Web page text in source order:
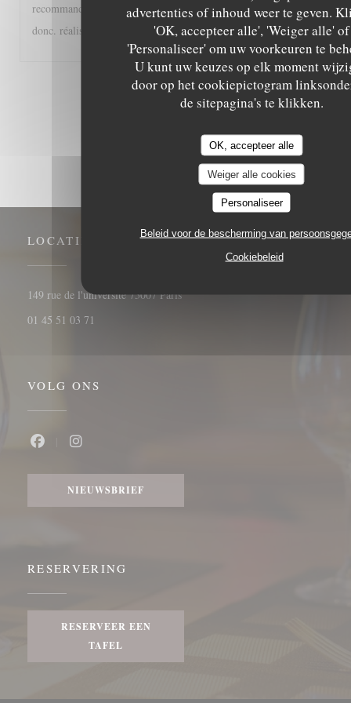
advertenties of inhoud weer te geven.
'OK, accepteer alle', 'Weiger alle' of
'Personaliseer' om uw voorkeuren te
U kunt uw keuzes op elk moment
door op het cookiepictogram
de sitepagina's te klikken.
OK, accepteer alle
Weiger alle cookies
Personaliseer
Beleid voor de bescherming van
Cookiebeleid
recommander à tous les gourmands et gourmets, A très bientôt
donc. réalisée
1 2 3
LOCATIE
149 rue de l'université 75007 Paris((opent in een nieuw venster))
01 45 51 03 71
VOLG ONS
NIEUWSBRIEF
RESERVERING
RESERVEER EEN
TAFEL